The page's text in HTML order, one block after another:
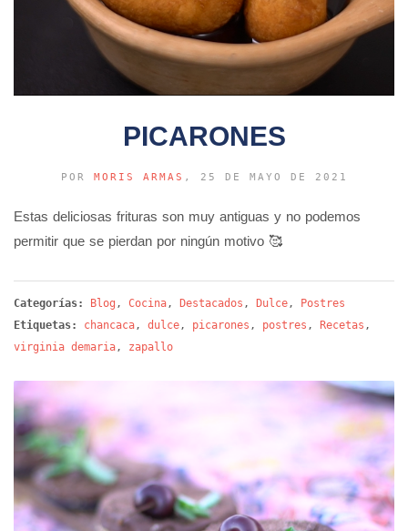
PICARONES
POR MORIS ARMAS , 25 DE MAYO DE 2021
Estas deliciosas frituras son muy antiguas y no podemos
permitir que se pierdan por ningún motivo 🥰
Categorías: Blog , Cocina, Destacados , Dulce,
Postres
Etiquetas:
chancaca, dulce, picarones , postres , Recetas ,
virginia demaria, zapallo